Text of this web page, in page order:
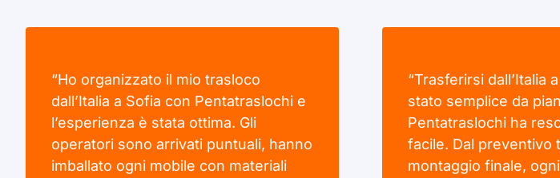
“Ho organizzato il mio trasloco
dall’Italia a Sofia con Pentatraslochi e
l’esperienza è stata ottima. Gli
operatori sono arrivati puntuali, hanno
imballato ogni mobile con materiali
“Trasferirsi dall’Italia
stato semplice da
Pentatraslochi ha
facile. Dal preventivo
montaggio finale,